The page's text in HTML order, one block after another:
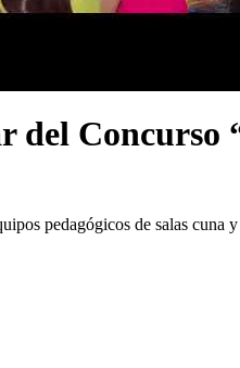
del Concurso
pedagógicos de salas cuna